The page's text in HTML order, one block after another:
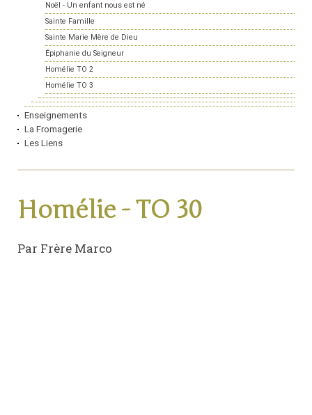
Noël - Un enfant nous est né
Sainte Famille
Sainte Marie Mère de Dieu
Épiphanie du Seigneur
Homélie TO 2
Homélie TO 3
Enseignements
La Fromagerie
Les Liens
Homélie - TO 30
Par Frère Marco